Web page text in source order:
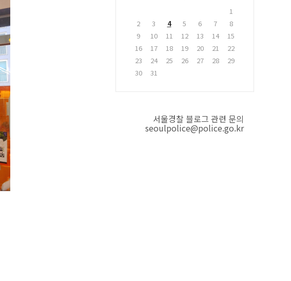
1
2
3 4 5 6 7
8
9
10 11 12 13 14
15
16
17 18 19 20 21
22
23
24 25 26 27 28
29
30
31
서울경찰 블로그 관련 문의
seoulpolice@police.go.kr